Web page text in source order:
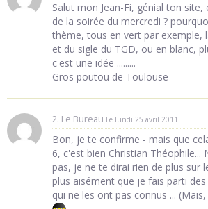
Salut mon Jean-Fi, génial ton
de la soirée du mercredi ?
thème, tous en vert par exemple,
et du sigle du TGD, ou en blanc,
c'est une idée .........
Gros poutou de Toulouse
2. Le Bureau Le lundi 25 avril 2011
Bon, je te confirme - mais que
6, c'est bien Christian Théophile...
pas, je ne te dirai rien de plus sur
plus aisément que je fais parti
qui ne les ont pas connus ...